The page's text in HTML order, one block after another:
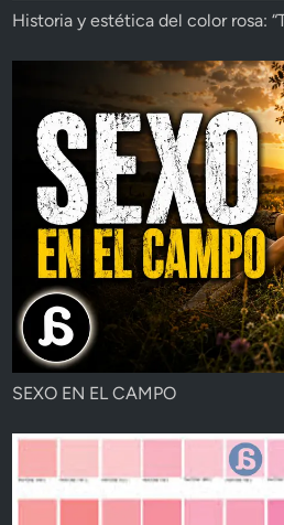
Historia y estética del color rosa:
SEXO EN EL CAMPO